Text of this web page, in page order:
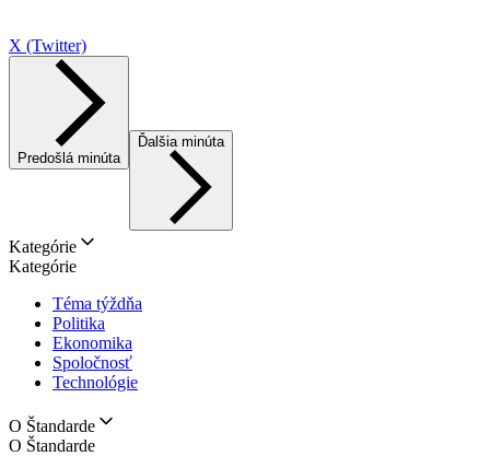
X (Twitter)
Predošlá minúta
Ďalšia minúta
Kategórie
Kategórie
Téma týždňa
Politika
Ekonomika
Spoločnosť
Technológie
O Štandarde
O Štandarde